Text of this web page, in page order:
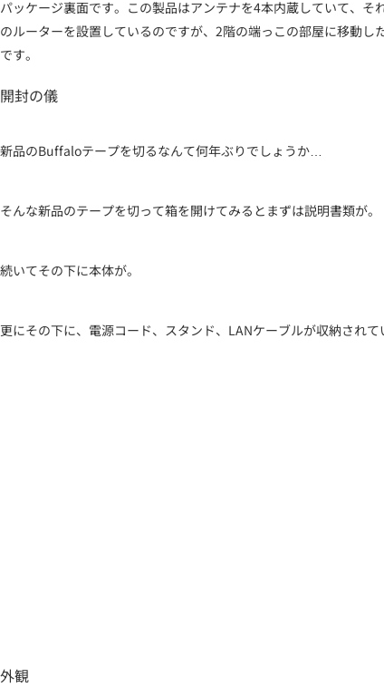
パッケージ裏面です。この製品はアンテナを4本内蔵していて、
のルーターを設置しているのですが、2階の端っこの部屋に移動
です。
開封の儀
新品のBuffaloテープを切るなんて何年ぶりでしょうか…
そんな新品のテープを切って箱を開けてみるとまずは説明書類が。
続いてその下に本体が。
更にその下に、電源コード、スタンド、LANケーブルが収納され
外観